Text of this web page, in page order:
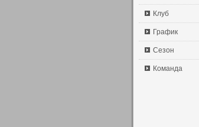
Клуб
График
Сезон
Команда